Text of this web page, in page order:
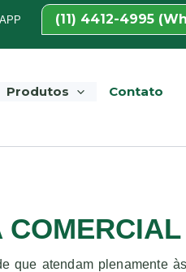
(11) 4412-4995
Produtos Contato
COMERCIAL
que atendam plenamente